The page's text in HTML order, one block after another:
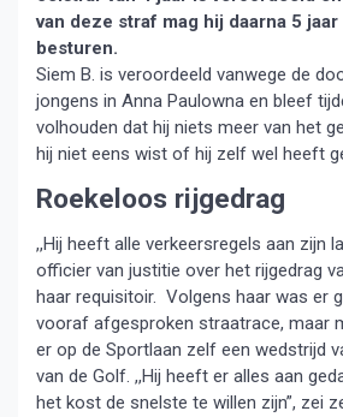
van deze straf mag hij daarna 5
besturen.
Siem B. is veroordeeld vanwege de
jongens in Anna Paulowna en bleef
volhouden dat hij niets meer van het
hij niet eens wist of hij zelf wel heeft
Roekeloos rijgedrag
,,Hij heeft alle verkeersregels aan zijn
officier van justitie over het rijgedrag
haar requisitoir. Volgens haar was er
vooraf afgesproken straatrace, maar
er op de Sportlaan zelf een wedstrijd
van de Golf. ,,Hij heeft er alles aan
het kost de snelste te willen zijn”, zei